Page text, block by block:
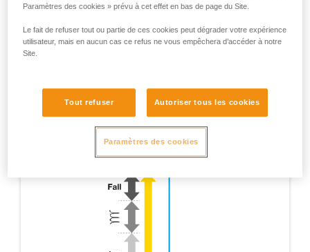
Paramètres des cookies » prévu à cet effet en bas de page du Site.
Le fait de refuser tout ou partie de ces cookies peut dégrader votre expérience
utilisateur, mais en aucun cas ce refus ne vous empêchera d’accéder à notre
Site.
Tout refuser Autoriser tous les cookies
Paramètres des cookies